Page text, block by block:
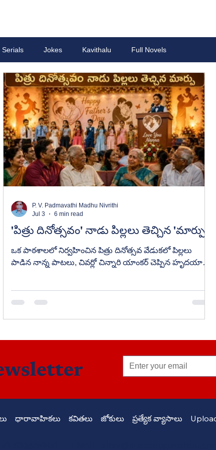
Serials Jokes Kavithalu Full Novels
'పిత్రు దినోత్సవం' నాడు పిల్లలు తెచ్చిన 'మార్పు'!
ఒక పాఠశాలలో నిర్వహించిన పిత్రు దినోత్సవ వేడుకలో పిల్లలు
పాడిన నాన్న పాటలు, చివర్లో చిన్నారి యాంకర్ చెప్పిన హృదయాన్ని
ఇళ్లకు చేరేలా చేసిన భావోద్వేగ ప్రయాణాన్ని చెప్పే స్ఫూర్తిదాయక కథ
P. V. Padmavathi Madhu Nivrithi
Jul 3
6 min read
ధారావాహికలు కవితలు జోకులు ప్రత్యేక వ్యాసాలు